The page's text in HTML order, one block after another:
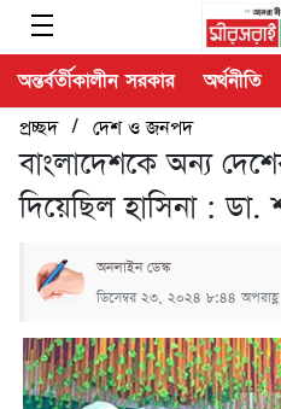
অন্তর্বর্তীকালীন সরকার অর্থনীতি
প্রচ্ছদ/ দেশ ও জনপদ
বাংলাদেশকে অন্য
দিয়েছিল হাসিনা :
অনলাইন ডেস্ক
ডিসেম্বর ২৩, ২০২৪ ৮:৪৪ অপরাহ্ণ